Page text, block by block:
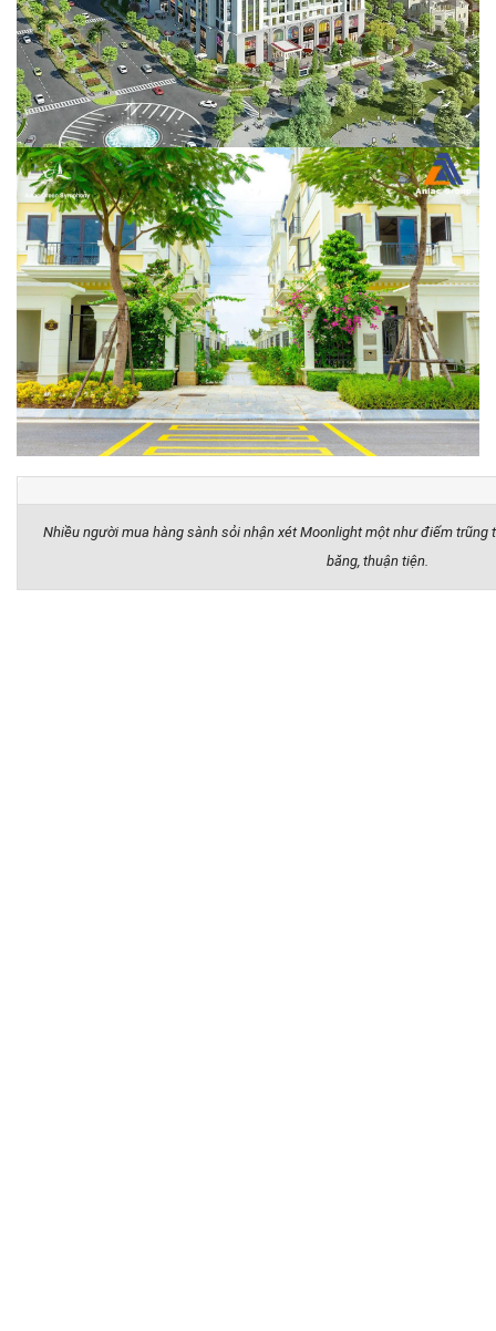
Nhiều người mua hàng sành sỏi nhận xét Moonlight một như điểm trũng
băng, thuận tiện.